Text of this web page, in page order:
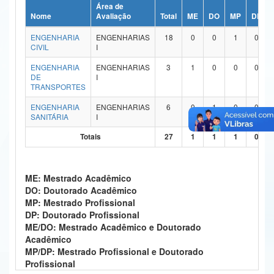
Ministério da Ciência, Tecnologia, Inovações e Comunicações
Ministério do Meio Ambiente
Ministério do Turismo
Ministério do Desenvolvimento Regional
Controladoria-Geral da União
Ministério da Mulher, da Família e dos Direitos Humanos
Secretaria de Governo
Gabinete de Segurança Institucional
Advocacia-Geral da União
Banco Central do Brasil
Nome
Área de
Avaliação
Total ME DO MP DP
ENGENHARIA
CIVIL
ENGENHARIAS
I
18 0 0 1 0
ENGENHARIA
DE
TRANSPORTES
ENGENHARIAS
I
3 1 0 0 0
ENGENHARIA
SANITÁRIA
ENGENHARIAS
I
6 0 1 0 0
Totais 27 1 1 1 0
ME: Mestrado Acadêmico
DO: Doutorado Acadêmico
MP: Mestrado Profissional
DP: Doutorado Profissional
ME/DO: Mestrado Acadêmico e Doutorado
Acadêmico
MP/DP: Mestrado Profissional e Doutorado
Profissional